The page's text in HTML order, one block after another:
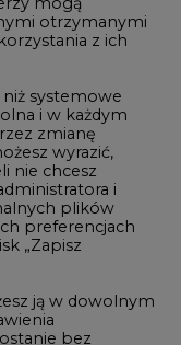
otrzymanymi
z ich
systemowe
i w każdym
zmianę
wyrazić,
nie chcesz
i
plików
preferencjach
„Zapisz
ją w dowolnym
bez